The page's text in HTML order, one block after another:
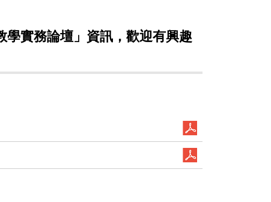
實務論壇」資訊，歡迎有興趣